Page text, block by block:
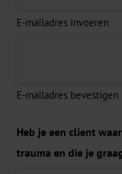
E-mailadres invoeren
E-mailadres bevestigen
Heb je een client
trauma en die je